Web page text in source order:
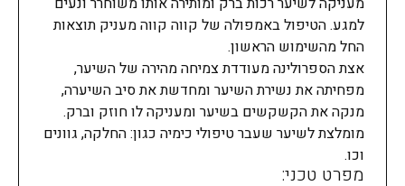
למגע. הטיפול באמפולה של קווה קווה מעניק תוצאות
החל מהשימוש הראשון.
אצת הספרולינה מעודדת צמיחה מהירה של השיער,
מפחיתה את נשירת השיער ומחדשת את סיב השיערה,
מנקה את הקשקשים בשיער ומעניקה לו חוזק וברק.
מומלצת לשיער שעבר טיפולי כימיה כגון: החלקה, גוונים
וכו.
מפרט טכני: